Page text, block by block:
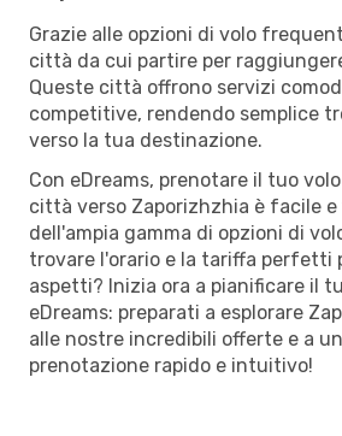
Grazie alle opzioni di volo
città da cui partire per
Queste città offrono servizi
competitive, rendendo semplice
verso la tua destinazione.
Con eDreams, prenotare il tuo
città verso Zaporizhzhia è facile
dell'ampia gamma di opzioni di
trovare l'orario e la tariffa perfetti
aspetti? Inizia ora a pianificare il
eDreams: preparati a esplorare
alle nostre incredibili offerte e a
prenotazione rapido e intuitivo!